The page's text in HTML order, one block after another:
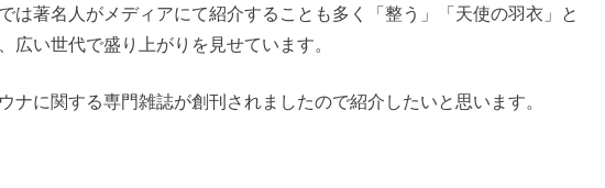
は著名人がメディアにて紹介することも多く「整う」「天使の羽衣」と
広い世代で盛り上がりを見せています。
ナに関する専門雑誌が創刊されましたので紹介したいと思います。